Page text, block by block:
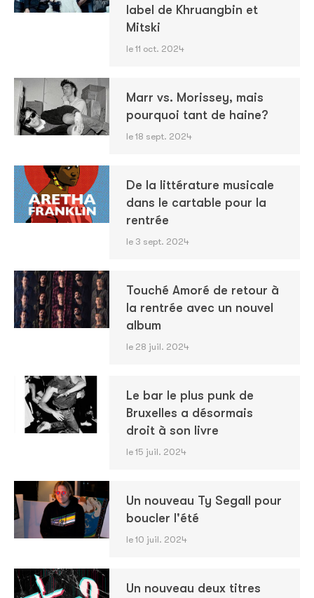
label de Khruangbin et
Mitski
le 11 oct. 2024
Marr vs. Morissey, mais
pourquoi tant de haine?
le 18 sept. 2024
De la littérature musicale
dans le cartable pour la
rentrée
le 3 sept. 2024
Touché Amoré de retour à
la rentrée avec un nouvel
album
le 28 juil. 2024
Le bar le plus punk de
Bruxelles a désormais
droit à son livre
le 15 juil. 2024
Un nouveau Ty Segall pour
boucler l'été
le 10 juil. 2024
Un nouveau deux titres